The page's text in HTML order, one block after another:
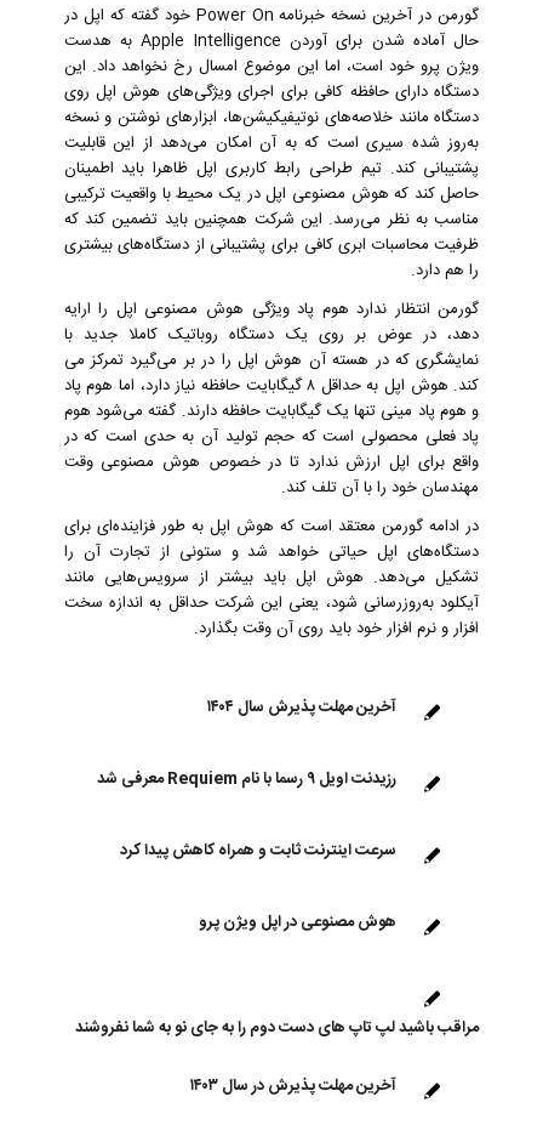
گورمن در آخرین نسخه خبرنامه Power On خود گفته که اپل در
حال آماده شدن برای آوردن Apple Intelligence به هدست
ویژن پرو خود است، اما این موضوع امسال رخ نخواهد داد. این
دستگاه دارای حافظه کافی برای اجرای ویژگی‌های هوش اپل روی
دستگاه مانند خلاصه‌های نوتیفیکیشن‌ها، ابزارهای نوشتن و نسخه
به‌روز شده سیری است که به آن امکان می‌دهد از این قابلیت
پشتیبانی کند. تیم طراحی رابط کاربری اپل ظاهرا باید اطمینان
حاصل کند که هوش مصنوعی اپل در یک محیط با واقعیت ترکیبی
مناسب به نظر می‌رسد. این شرکت همچنین باید تضمین کند که
ظرفیت محاسبات ابری کافی برای پشتیبانی از دستگاه‌های بیشتری
را هم دارد.
گورمن انتظار ندارد هوم پاد ویژگی هوش مصنوعی اپل را ارایه
دهد، در عوض بر روی یک دستگاه روباتیک کاملا جدید با
نمایشگری که در هسته آن هوش اپل را در بر می‌گیرد تمرکز می
کند. هوش اپل به حداقل ۸ گیگابایت حافظه نیاز دارد، اما هوم پاد
و هوم پاد مینی تنها یک گیگابایت حافظه دارند. گفته می‌شود هوم
پاد فعلی محصولی است که حجم تولید آن به حدی است که در
واقع برای اپل ارزش ندارد تا در خصوص هوش مصنوعی وقت
مهندسان خود را با آن تلف کند.
در ادامه گورمن معتقد است که هوش اپل به طور فزاینده‌ای برای
دستگاه‌های اپل حیاتی خواهد شد و ستونی از تجارت آن را
تشکیل می‌دهد. هوش اپل باید بیشتر از سرویس‌هایی مانند
آیکلود به‌روزرسانی شود، یعنی این شرکت حداقل به اندازه سخت
‌افزار و نرم ‌افزار خود باید روی آن وقت بگذارد.
آخرین مهلت پذیرش سال ۱۴۰۴
رزیدنت اویل ۹ رسما با نام Requiem معرفی شد
سرعت اینترنت ثابت و همراه کاهش پیدا کرد
هوش مصنوعی در اپل ویژن پرو
مراقب باشید لپ تاپ های دست دوم را به جای نو به شما نفروشند
آخرین مهلت پذیرش در سال ۱۴۰۳